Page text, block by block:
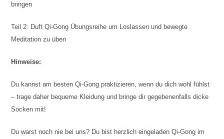
bringen
Teil 2: Duft Qi-Gong Übungsreihe um Loslassen und bewegte
Meditation zu üben
Hinweise:
Du kannst am besten Qi-Gong praktizieren, wenn du dich wohl fühlst
– trage daher bequeme Kleidung und bringe dir gegebenenfalls dicke
Socken mit!
Du warst noch nie bei uns? Du bist herzlich eingeladen Qi-Gong im